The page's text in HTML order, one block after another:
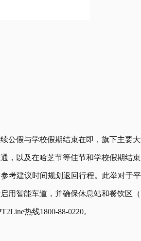
公假与学校假期结束在即，旗下主要
，以及在哈芝节等佳节和学校假期结
考建议时间规划返回行程。此举对于
用智能车道，并确保休息站和餐饮区
热线1800-88-0220。